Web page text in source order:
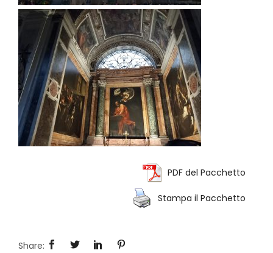
PDF del Pacchetto
Stampa il Pacchetto